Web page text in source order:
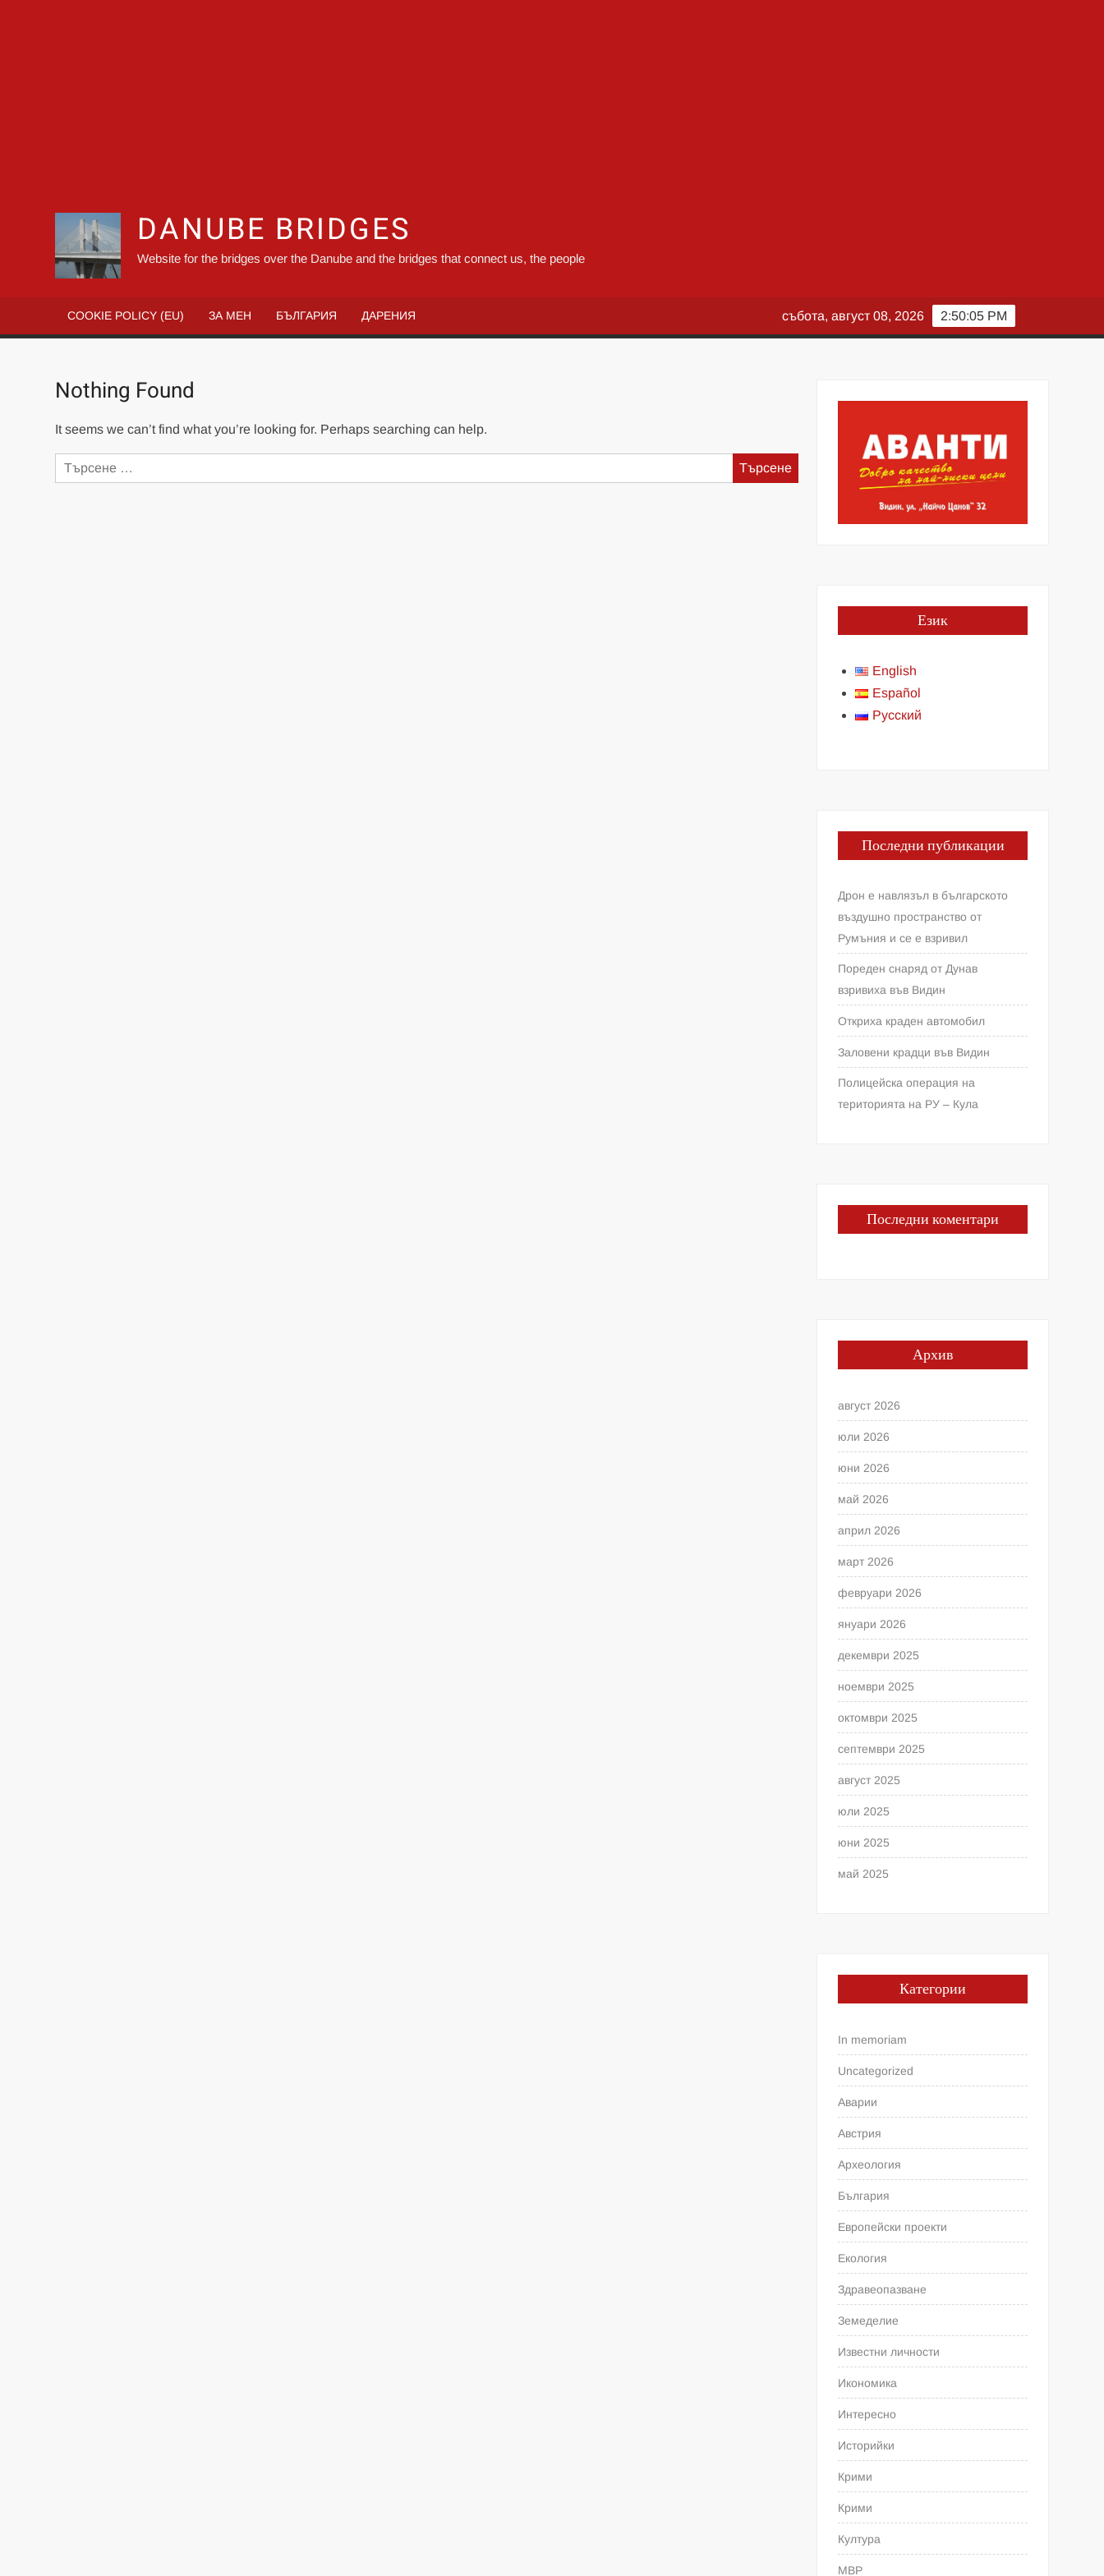
DANUBE BRIDGES
Website for the bridges over the Danube and the bridges that connect us, the people
COOKIE POLICY (EU) ЗА МЕН БЪЛГАРИЯ ДАРЕНИЯ 2:50:06 PM
събота, август 08, 2026
Nothing Found
It seems we can’t find what you’re looking for. Perhaps searching can help.
Търсене
за:
Език
English
Español
Русский
Последни публикации
Дрон е навлязъл в българското
въздушно пространство от
Румъния и се е взривил
Пореден снаряд от Дунав
взривиха във Видин
Откриха краден автомобил
Заловени крадци във Видин
Полицейска операция на
територията на РУ – Кула
Последни коментари
Архив
август 2026
юли 2026
юни 2026
май 2026
април 2026
март 2026
февруари 2026
януари 2026
декември 2025
ноември 2025
октомври 2025
септември 2025
август 2025
юли 2025
юни 2025
май 2025
Категории
In memoriam
Uncategorized
Аварии
Австрия
Археология
България
Европейски проекти
Екология
Здравеопазване
Земеделие
Известни личности
Икономика
Интересно
Историйки
Крими
Крими
Култура
МВР